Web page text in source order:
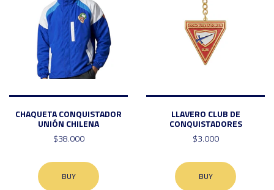
CHAQUETA CONQUISTADOR
UNIÓN CHILENA
$38.000
BUY
LLAVERO CLUB DE
CONQUISTADORES
$3.000
BUY